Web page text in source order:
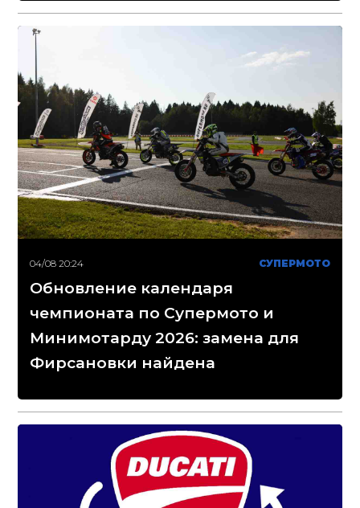
04/08 20:24 СУПЕРМОТО
Обновление календаря
чемпионата по Супермото и
Минимотарду 2026: замена для
Фирсановки найдена